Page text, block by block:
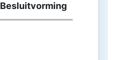
Besluitvorming